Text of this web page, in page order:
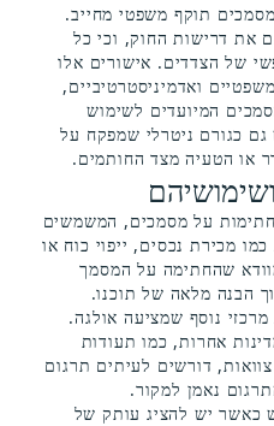
תוקף משפטי מחייב.
את דרישות החוק, וכי כל
של הצדדים. אישורים אלו
ואדמיניסטרטיביים,
המיועדים לשימוש
גם כגורם ניטרלי שמפקח על
או הטעיה מצד החותמים.
ושימושיהם
חתימות על מסמכים, המשמשים
מכירת נכסים, ייפוי כוח או
שהחתימה על המסמך
הבנה מלאה של תוכנו.
מרכזי נוסף שמציעה אולגה.
אחרות, כמו תעודות
דורשים לעיתים תרגום
נאמן למקור.
כאשר יש להציג עותק של